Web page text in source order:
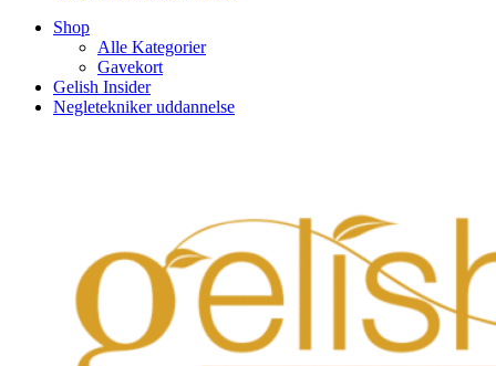
Shop
Alle Kategorier
Gavekort
Gelish Insider
Negletekniker uddannelse